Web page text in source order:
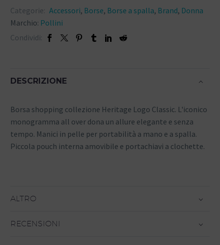
Categorie: Accessori, Borse, Borse a spalla, Brand, Donna
Marchio: Pollini
Condividi:
DESCRIZIONE
Borsa shopping collezione Heritage Logo Classic. L'iconico
monogramma all over dona un allure elegante e senza
tempo. Manici in pelle per portabilità a mano e a spalla.
Piccola pouch interna amovibile e portachiavi a clochette.
ALTRO
RECENSIONI